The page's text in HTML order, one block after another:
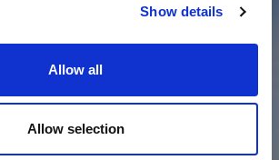
Show details
Allow all
Allow selection